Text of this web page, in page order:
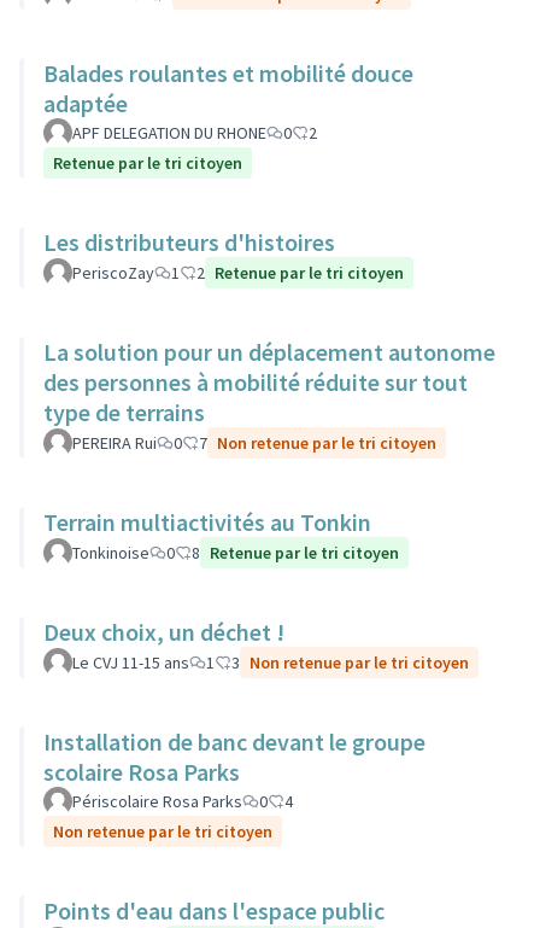
Balades roulantes et mobilité douce
adaptée
APF DELEGATION DU RHONE 0
2
Retenue par le tri citoyen
Les distributeurs d'histoires
PeriscoZay 1 2 Retenue par le tri citoyen
La solution pour un déplacement autonome
des personnes à mobilité réduite sur tout
type de terrains
PEREIRA Rui 0 7 Non retenue par le tri citoyen
Terrain multiactivités au Tonkin
Tonkinoise 0 8 Retenue par le tri citoyen
Deux choix, un déchet !
Le CVJ 11-15 ans 1 3 Non retenue par le tri citoyen
Installation de banc devant le groupe
scolaire Rosa Parks
Périscolaire Rosa Parks 0
4
Non retenue par le tri citoyen
Points d'eau dans l'espace public